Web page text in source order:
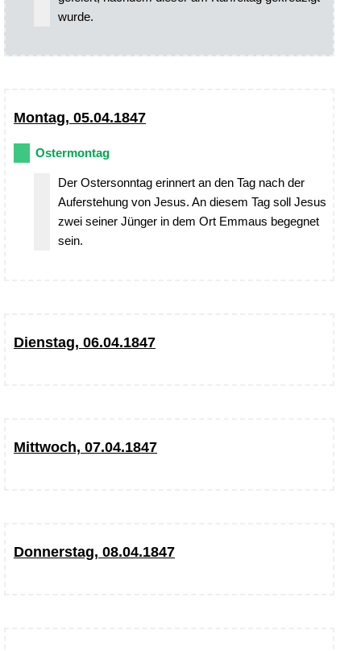
wurde.
Montag, 05.04.1847
Ostermontag
Der Ostersonntag erinnert an den Tag nach der
Auferstehung von Jesus. An diesem Tag soll Jesus
zwei seiner Jünger in dem Ort Emmaus begegnet
sein.
Dienstag, 06.04.1847
Mittwoch, 07.04.1847
Donnerstag, 08.04.1847